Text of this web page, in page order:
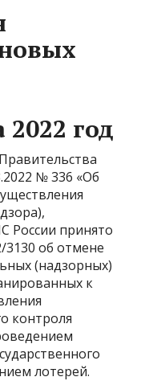
год
№ 336 «Об
России принято
об отмене
(надзорных)
к
контроля
лотерей.